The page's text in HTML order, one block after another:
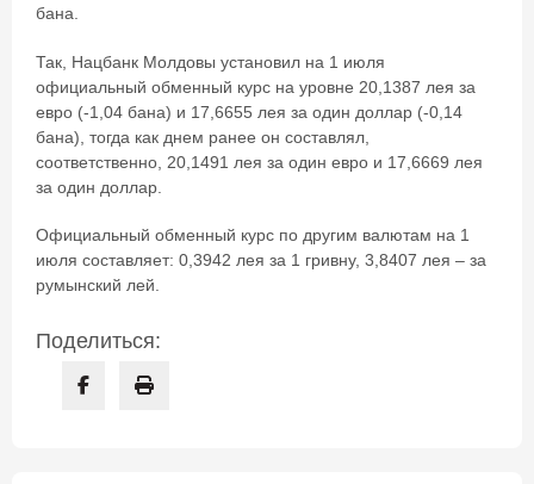
бана.
Так, Нацбанк Молдовы установил на 1 июля
официальный обменный курс на уровне 20,1387 лея за
евро (-1,04 бана) и 17,6655 лея за один доллар (-0,14
бана), тогда как днем ранее он составлял,
соответственно, 20,1491 лея за один евро и 17,6669 лея
за один доллар.
Официальный обменный курс по другим валютам на 1
июля составляет: 0,3942 лея за 1 гривну, 3,8407 лея – за
румынский лей.
Поделиться: